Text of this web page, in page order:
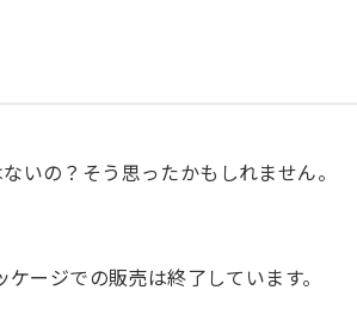
いの？そう思ったかもしれません。
ージでの販売は終了しています。